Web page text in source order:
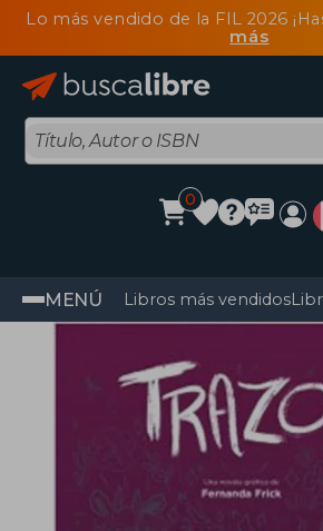
Lo más vendido de la FIL 2026
más
0
MENÚ Libros más vendidos